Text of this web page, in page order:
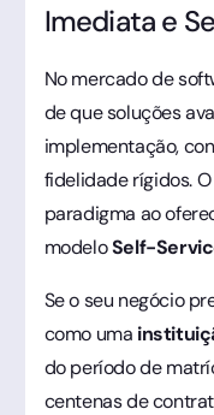
Imediata e
No mercado de
de que soluções
implementação,
fidelidade rígidos. O
paradigma ao
modeloSelf-
Se o seu negócio
como uma
do período de
centenas de